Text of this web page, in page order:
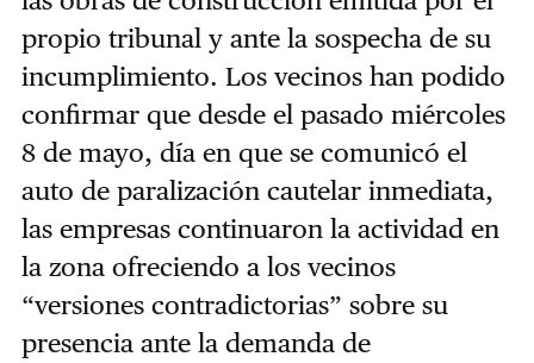
propio tribunal y ante la sospecha de su
incumplimiento. Los vecinos han podido
confirmar que desde el pasado miércoles
8 de mayo, día en que se comunicó el
auto de paralización cautelar inmediata,
las empresas continuaron la actividad en
la zona ofreciendo a los vecinos
“versiones contradictorias” sobre su
presencia ante la demanda de